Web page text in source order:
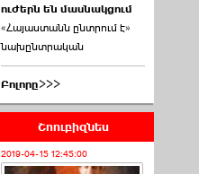
ուժերն են մասնակցում
«Հայաստանն ընտրում է»
նախընտրական
Բոլորը>>>
Շոուբիզնես
2019-04-15 12:45:00